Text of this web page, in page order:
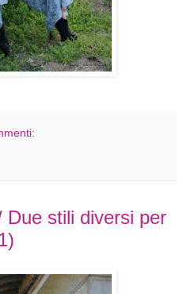
stili diversi per